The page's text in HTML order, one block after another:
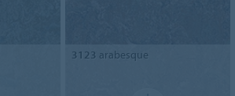
3123 arabesque